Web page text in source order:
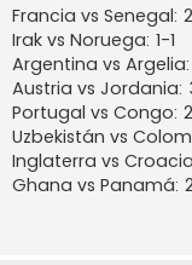
n
s
a
j
e
Francia vs Senegal:
Irak vs Noruega: 1-1
Argentina vs Argelia:
Austria vs Jordania:
Portugal vs Congo:
Uzbekistán vs
Inglaterra vs
Ghana vs Panamá: